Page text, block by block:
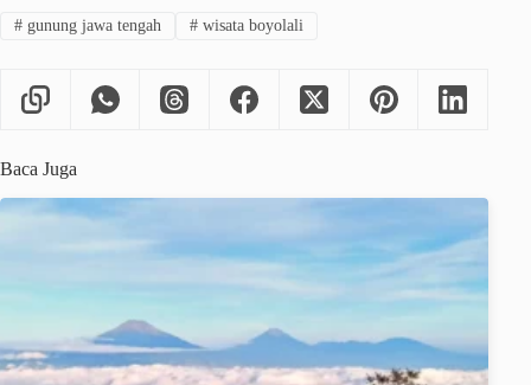
#gunung jawa tengah #wisata boyolali
Baca Juga